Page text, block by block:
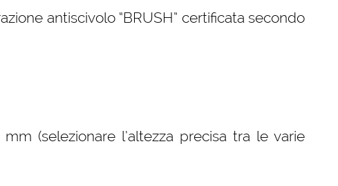
antiscivolo “BRUSH” certificata secondo
(selezionare l’altezza precisa tra le varie